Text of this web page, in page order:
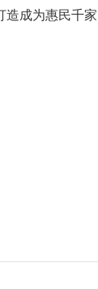
造成为惠民千家